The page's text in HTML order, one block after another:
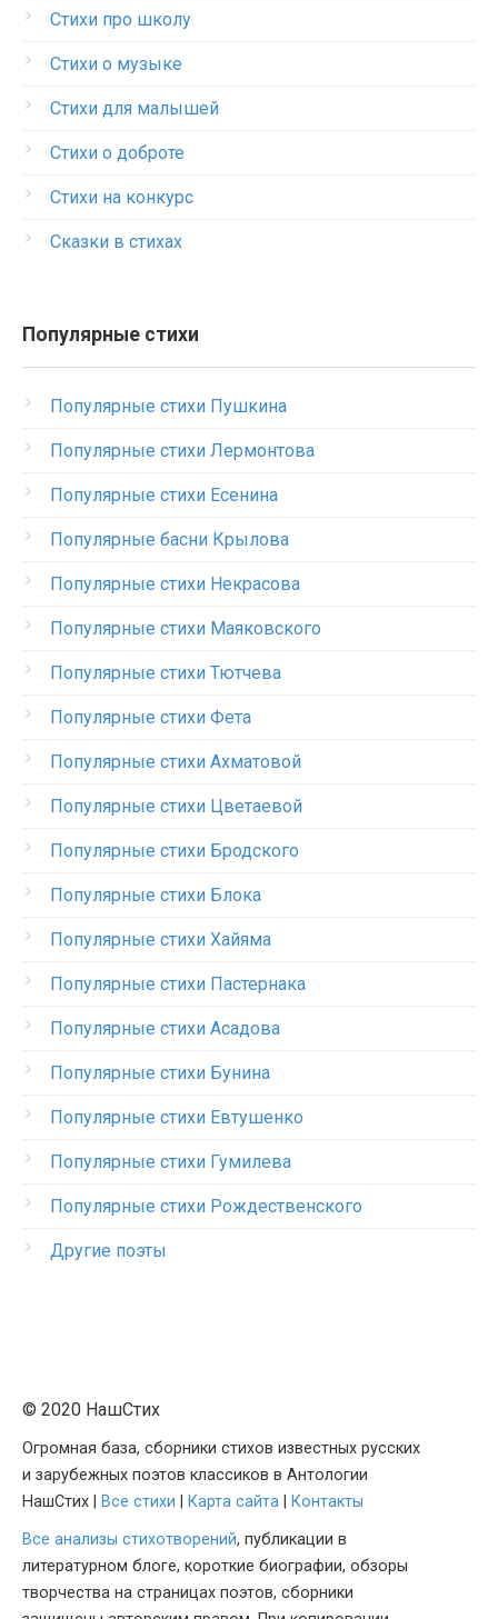
Стихи про школу
Стихи о музыке
Стихи для малышей
Стихи о доброте
Стихи на конкурс
Сказки в стихах
Популярные стихи
Популярные стихи Пушкина
Популярные стихи Лермонтова
Популярные стихи Есенина
Популярные басни Крылова
Популярные стихи Некрасова
Популярные стихи Маяковского
Популярные стихи Тютчева
Популярные стихи Фета
Популярные стихи Ахматовой
Популярные стихи Цветаевой
Популярные стихи Бродского
Популярные стихи Блока
Популярные стихи Хайяма
Популярные стихи Пастернака
Популярные стихи Асадова
Популярные стихи Бунина
Популярные стихи Евтушенко
Популярные стихи Гумилева
Популярные стихи Рождественского
Другие поэты
© 2020 НашСтих
Огромная база, сборники стихов известных русских
и зарубежных поэтов классиков в Антологии
НашСтих |
Все стихи Карта сайта
Контакты
Все анализы стихотворений, публикации в
литературном блоге, короткие биографии, обзоры
творчества на страницах поэтов, сборники